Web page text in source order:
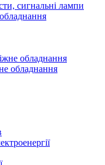
сигнальні лампи
обладнання